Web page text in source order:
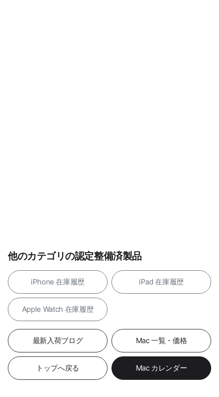
他のカテゴリの認定整備済製品
iPhone 在庫履歴 iPad 在庫履歴
Apple Watch 在庫履歴
最新入荷ブログ Mac 一覧・価格
トップへ戻る Mac カレンダー